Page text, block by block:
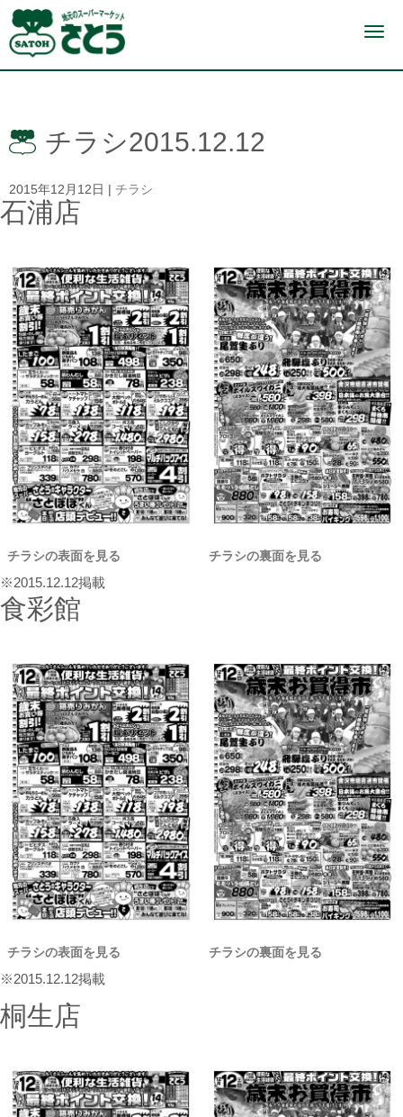
N
i
チラシ2015.12.12
2015年12月12日 チラシ
石浦店
チラシの表面を見る チラシの裏面を見る
※2015.12.12掲載
食彩館
チラシの表面を見る チラシの裏面を見る
※2015.12.12掲載
桐生店